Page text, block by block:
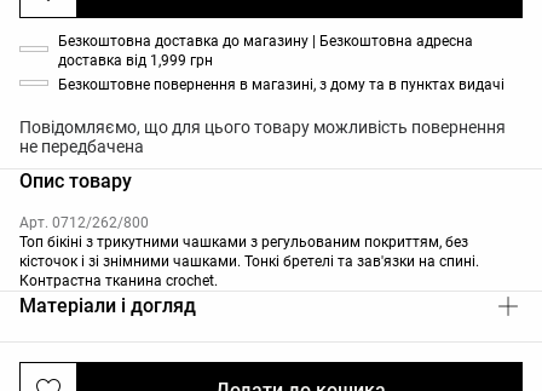
Безкоштовна доставка до магазину | Безкоштовна адресна
доставка від 1,999 грн
Безкоштовне повернення в магазині, з дому та в пунктах видачі
Повідомляємо, що для цього товару можливість повернення
не передбачена
Опис товару
Арт. 0712/262/800
Топ бікіні з трикутними чашками з регульованим покриттям, без
кісточок і зі знімними чашками. Тонкі бретелі та зав'язки на спині.
Контрастна тканина crochet.
Матеріали і догляд